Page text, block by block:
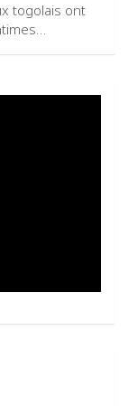
togolais ont